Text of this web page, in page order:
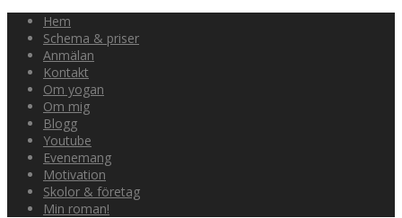
Hem
Schema & priser
Anmälan
Kontakt
Om yogan
Om mig
Blogg
Youtube
Evenemang
Motivation
Skolor & företag
Min roman!